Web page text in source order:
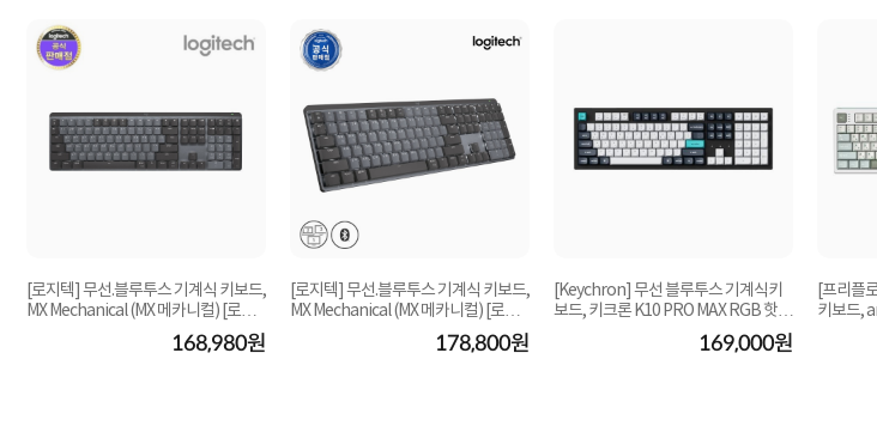
[로지텍] 무선.블루투스 기계식 키보드,
MX Mechanical (MX 메카니컬) [로지
168,980원
[로지텍] 무선.블루투스 기계식 키보드,
MX Mechanical (MX 메카니컬) [로지
178,800원
[Keychron] 무선 블루투스 기계식키
보드, 키크론 K10 PRO MAX RGB 핫스
169,000원
[프리플
키보드,